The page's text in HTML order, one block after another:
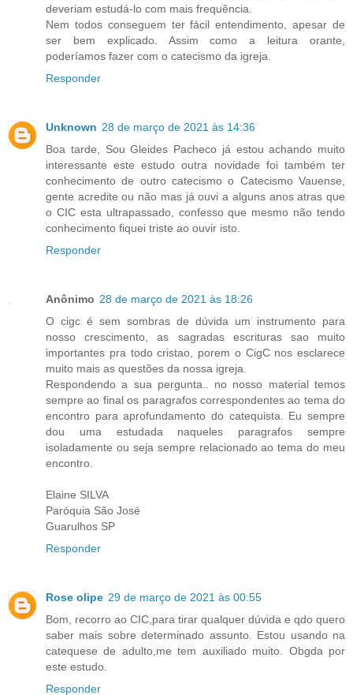
deveriam estudá-lo com mais frequência.
Nem todos conseguem ter fácil entendimento, apesar de
ser bem explicado. Assim como a leitura orante,
poderíamos fazer com o catecismo da igreja.
Responder
Unknown 28 de março de 2021 às 14:36
Boa tarde, Sou Gleides Pacheco já estou achando muito
interessante este estudo outra novidade foi também ter
conhecimento de outro catecismo o Catecismo Vauense,
gente acredite ou não mas já ouvi a alguns anos atras que
o CIC esta ultrapassado, confesso que mesmo não tendo
conhecimento fiquei triste ao ouvir isto.
Responder
Anônimo 28 de março de 2021 às 18:26
O cigc é sem sombras de dúvida um instrumento para
nosso crescimento, as sagradas escrituras sao muito
importantes pra todo cristao, porem o CigC nos esclarece
muito mais as questões da nossa igreja.
Respondendo a sua pergunta.. no nosso material temos
sempre ao final os paragrafos correspondentes ao tema do
encontro para aprofundamento do catequista. Eu sempre
dou uma estudada naqueles paragrafos sempre
isoladamente ou seja sempre relacionado ao tema do meu
encontro.
Elaine SILVA
Paróquia São José
Guarulhos SP
Responder
Rose olipe 29 de março de 2021 às 00:55
Bom, recorro ao CIC,para tirar qualquer dúvida e qdo quero
saber mais sobre determinado assunto. Estou usando na
catequese de adulto,me tem auxiliado muito. Obgda por
este estudo.
Responder